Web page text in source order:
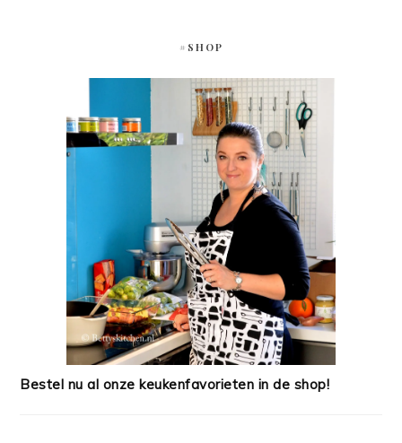
#SHOP
Bestel nu al onze keukenfavorieten in de shop!